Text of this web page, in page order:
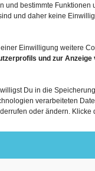
und bestimmte
und daher keine
Einwilligung weitere
und zur Anzeige
willigst Du in die
verarbeiteten
oder ändern.